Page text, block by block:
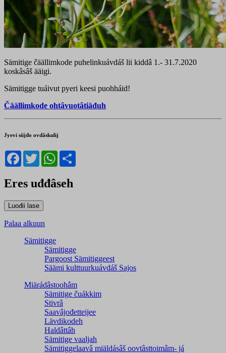
Sämitige čäällimkode puhelinkuávdáš lii kiddâ 1.- 31.7.2020
koskâsâš ääigi.
Sämitigge tuáivut pyeri keesi puohháid!
Čäällimkode ohtâvuotâtiäđuh
Jyevi siijđo ovdâskulij
Facebook
TwitterWhatsApp
Eres uđđâseh
Palaa alkuun
Sämitigge
Sämitigge
Pargoost Sämitiggeest
Säämi kulttuurkuávdáš Sajos
Miärádâstoohâm
Sämitige čuákkim
Stivrâ
Saavâjođetteijee
Lävdikodeh
Haldâttâh
Sämitige vaaljah
Sämitiggelaavâ miäldásâš oovtâsttoimâm- já